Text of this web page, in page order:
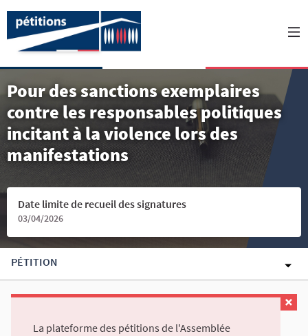
Pour des sanctions exemplaires
contre les responsables politiques
incitant à la violence lors des
manifestations
Date limite de recueil des signatures
03/04/2026
PÉTITION
La plateforme des pétitions de l'Assemblée